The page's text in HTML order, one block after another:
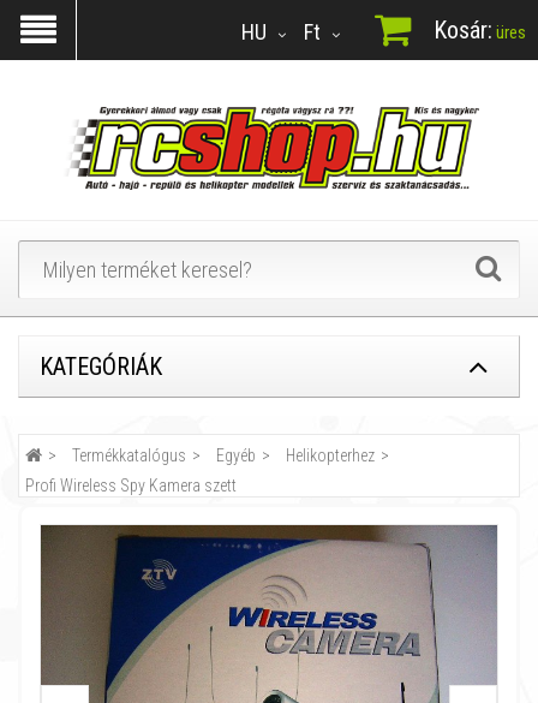
Ft
HU Kosár: üres
KATEGÓRIÁK
Termékkatalógus Egyéb
Helikopterhez
Profi Wireless Spy Kamera szett